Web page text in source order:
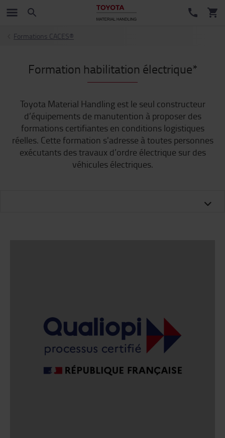
Formations CACES®
Formation habilitation électrique*
Toyota Material Handling est le seul constructeur
d’équipements de manutention à proposer des
formations certifiantes en conditions logistiques
réelles. Cette formation s'adresse à toutes personnes
exécutants des travaux d’ordre électrique sur des
véhicules électriques.